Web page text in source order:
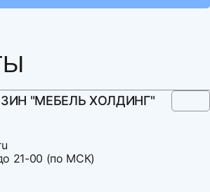
мебели рассчитывается с
согласованию, но не
чем за три дня.
осуществляется каждую
По дополнительным вопросам
Московской области
вторник, четверг и субботу, в
"МЕБЕЛЬ ХОЛДИНГ"
21-00 (по МСК)